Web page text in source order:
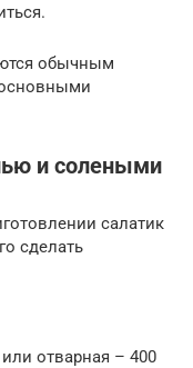
обычным
и солеными
салатик
сделать
отварная – 400